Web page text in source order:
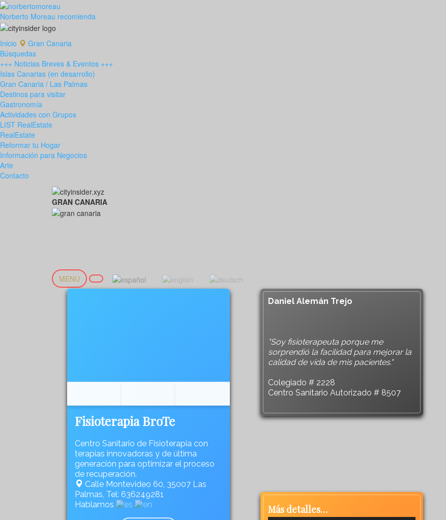
Norberto Moreau recomienda
Inicio
Gran Canaria
Búsquedas
+++ Noticias Breves & Eventos +++
Islas Canarias (en desarrollo)
Gran Canaria / Las Palmas
Destinos para visitar
Gastronomía
Actividades con Grupos
LIST RealEstate
RealEstate
Reformar tu Hogar
Información para Negocios
Arte
Contacto
GRAN CANARIA
MENU
Fisioterapia BroTe
Centro Sanitario de Fisioterapia con
terapias innovadoras y de última
generación para optimizar el proceso
de recuperación.
Calle Montevideo 60, 35007 Las
Palmas, Tel: 636249281
Hablamos
Daniel Alemán Trejo
"Soy fisioterapeuta porque me
sorprendió la facilidad para mejorar la
calidad de vida de mis pacientes."
Colegiado # 2228
Centro Sanitario Autorizado # 8507
Más detalles…